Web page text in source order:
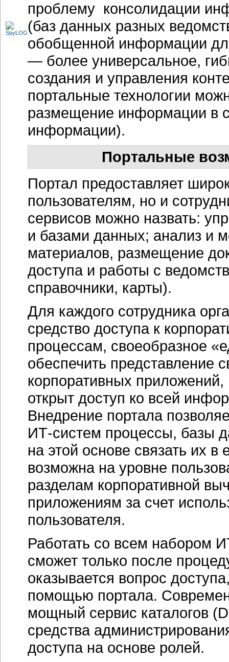
проблему консолидации
(баз данных разных
обобщенной информации
— более универсальное,
создания и управления
портальные технологии
размещение информации в
информации).
Портальные
Портал предоставляет
пользователям, но и
сервисов можно назвать:
и базами данных; анализ и
материалов, размещение
доступа и работы с
справочники, карты).
Для каждого сотрудника
средство доступа к
процессам, своеобразное
обеспечить представление
корпоративных приложений,
открыт доступ ко всей
Внедрение портала
ИТ-систем процессы, базы
на этой основе связать их
возможна на уровне
разделам корпоративной
приложениям за счет
пользователя.
Работать со всем набором
сможет только после
оказывается вопрос
помощью портала.
мощный сервис каталогов
средства
доступа на основе ролей.